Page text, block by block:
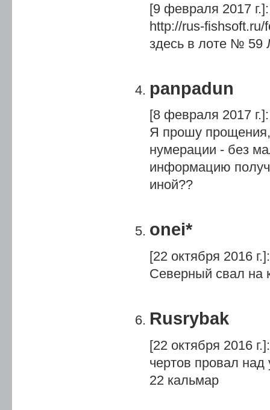
[9 февраля 2017 г.]:
http://rus-
здесь в лоте № 59
panpadun
[8 февраля 2017 г.] :
Я прошу прощения,
нумерации - без
информацию
иной??
onei*
[22 октября 2016 г.] :
Северный свал на
Rusrybak
[22 октября 2016 г.]:
чертов провал над
22 кальмар